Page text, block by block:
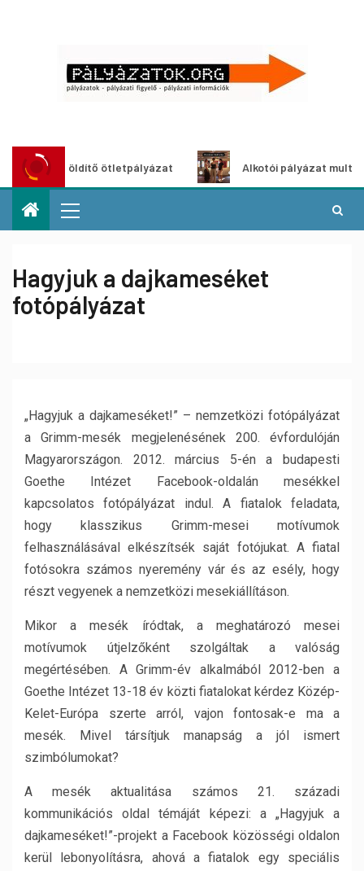
ötletpályázat Alkotói pályázat multimédia-
Hagyjuk a dajkameséket
fotópályázat
„Hagyjuk a dajkameséket!” – nemzetközi fotópályázat
a Grimm-mesék megjelenésének 200. évfordulóján
Magyarországon. 2012. március 5-én a budapesti
Goethe Intézet Facebook-oldalán mesékkel
kapcsolatos fotópályázat indul. A fiatalok feladata,
hogy klasszikus Grimm-mesei motívumok
felhasználásával elkészítsék saját fotójukat. A fiatal
fotósokra számos nyeremény vár és az esély, hogy
részt vegyenek a nemzetközi mesekiállításon.
Mikor a mesék íródtak, a meghatározó mesei
motívumok útjelzőként szolgáltak a valóság
megértésében. A Grimm-év alkalmából 2012-ben a
Goethe Intézet 13-18 év közti fiatalokat kérdez Közép-
Kelet-Európa szerte arról, vajon fontosak-e ma a
mesék. Mivel társítjuk manapság a jól ismert
szimbólumokat?
A mesék aktualitása számos 21. századi
kommunikációs oldal témáját képezi: a „Hagyjuk a
dajkameséket!”-projekt a Facebook közösségi oldalon
kerül lebonyolításra, ahová a fiatalok egy speciális